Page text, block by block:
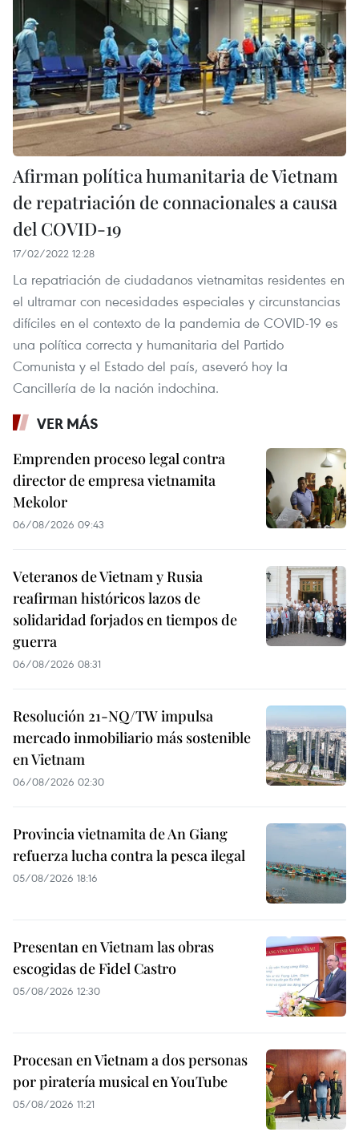
Afirman política humanitaria de Vietnam
de repatriación de connacionales a causa
del COVID-19
17/02/2022 12:28
La repatriación de ciudadanos vietnamitas residentes en
el ultramar con necesidades especiales y circunstancias
difíciles en el contexto de la pandemia de COVID-19 es
una política correcta y humanitaria del Partido
Comunista y el Estado del país, aseveró hoy la
Cancillería de la nación indochina.
VER MÁS
Emprenden proceso legal contra
director de empresa vietnamita
Mekolor
06/08/2026 09:43
Veteranos de Vietnam y Rusia
reafirman históricos lazos de
solidaridad forjados en tiempos de
guerra
06/08/2026 08:31
Resolución 21-NQ/TW impulsa
mercado inmobiliario más sostenible
en Vietnam
06/08/2026 02:30
Provincia vietnamita de An Giang
refuerza lucha contra la pesca ilegal
05/08/2026 18:16
Presentan en Vietnam las obras
escogidas de Fidel Castro
05/08/2026 12:30
Procesan en Vietnam a dos personas
por piratería musical en YouTube
05/08/2026 11:21